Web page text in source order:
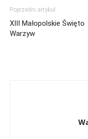
Poprzedni artykuł
XIII Małopolskie Święto
Warzyw